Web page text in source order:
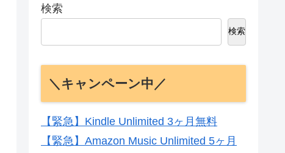
検索
検索
＼キャンペーン中／
【緊急】Kindle Unlimited 3ヶ月無料
【緊急】Amazon Music Unlimited 5ヶ月